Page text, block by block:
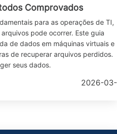
Comprovados
para as operações de TI,
pode ocorrer. Este guia
de dados em máquinas virtuais e
de recuperar arquivos perdidos.
seus dados.
2026-